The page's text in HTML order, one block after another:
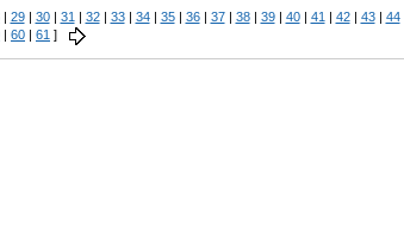
| 29| 30| 31| 32| 33| 34| 35| 36| 37| 38| 39| 40| 41| 42| 43| 44|
60 61 ]